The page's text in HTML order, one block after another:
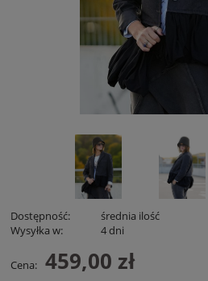
Dostępność:
średnia ilość
Wysyłka w:
4 dni
Cena: 459,00 zł